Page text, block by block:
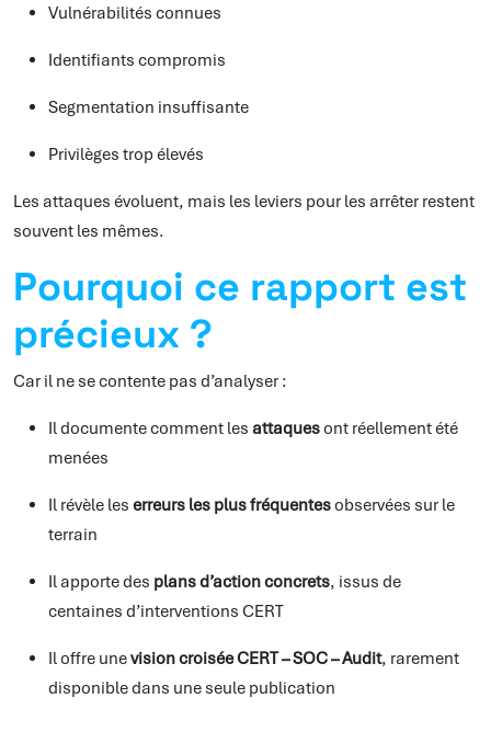
Vulnérabilités connues
Identifiants compromis
Segmentation insuffisante
Privilèges trop élevés
Les attaques évoluent, mais les leviers pour les arrêter restent
souvent les mêmes.
Pourquoi ce rapport est
précieux ?
Car il ne se contente pas d’analyser :
Il documente comment les attaquesont réellement été
menées
Il révèle les erreurs les plus fréquentesobservées sur le
terrain
Il apporte des plans d’action concrets, issus de
centaines d’interventions CERT
Il offre unevision croisée CERT – SOC – Audit, rarement
disponible dans une seule publication